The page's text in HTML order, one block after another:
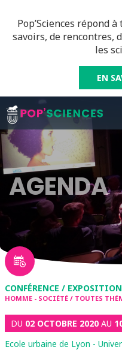
Pop’Sciences répond
savoirs, de rencontres,
les
EN
AGENDA
CONFÉRENCE /
HOMME - SOCIÉTÉ / TOUTES
DU 02 OCTOBRE 2020 AU
Ecole urbaine de Lyon -